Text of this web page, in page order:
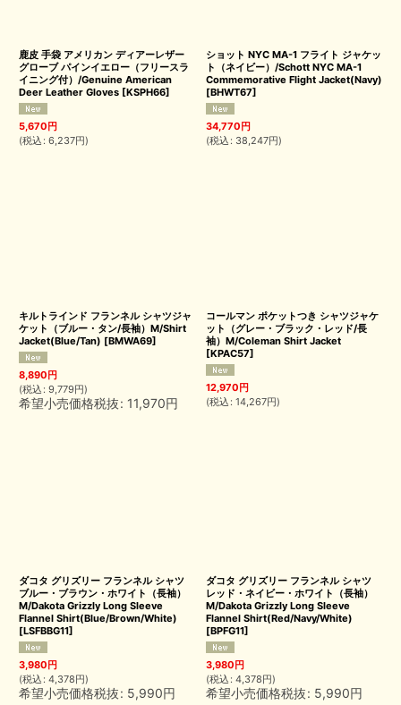
鹿皮 手袋 アメリカン ディアーレザー
グローブ パインイエロー（フリースラ
イニング付）/Genuine American
Deer Leather Gloves [KSPH66]
5,670円
(税込 : 6,237円)
ショット NYC MA-1 フライト ジャケッ
ト（ネイビー）/Schott NYC MA-1
Commemorative Flight Jacket(Navy)
[BHWT67]
34,770円
(税込 : 38,247円)
キルトラインド フランネル シャツジャ
ケット（ブルー・タン/長袖）M/Shirt
Jacket(Blue/Tan) [BMWA69]
8,890円
(税込 : 9,779円)
希望小売価格税抜: 11,970円
コールマン ポケットつき シャツジャケ
ット（グレー・ブラック・レッド/長
袖）M/Coleman Shirt Jacket
[KPAC57]
12,970円
(税込 : 14,267円)
ダコタ グリズリー フランネル シャツ
ブルー・ブラウン・ホワイト（長袖）
M/Dakota Grizzly Long Sleeve
Flannel Shirt(Blue/Brown/White)
[LSFBBG11]
3,980円
(税込 : 4,378円)
希望小売価格税抜: 5,990円
ダコタ グリズリー フランネル シャツ
レッド・ネイビー・ホワイト（長袖）
M/Dakota Grizzly Long Sleeve
Flannel Shirt(Red/Navy/White)
[BPFG11]
3,980円
(税込 : 4,378円)
希望小売価格税抜: 5,990円